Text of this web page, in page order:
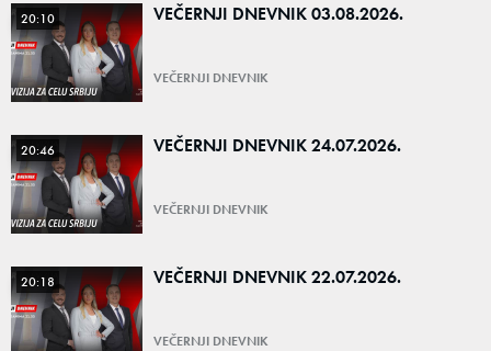
20:10 VEČERNJI DNEVNIK 03.08.2026.
VEČERNJI DNEVNIK
20:46 VEČERNJI DNEVNIK 24.07.2026.
VEČERNJI DNEVNIK
20:18 VEČERNJI DNEVNIK 22.07.2026.
VEČERNJI DNEVNIK